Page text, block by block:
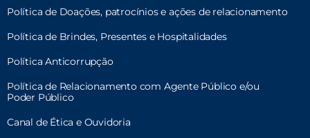
Política de Doações, patrocínios e ações de relacionamento
Política de Brindes, Presentes e Hospitalidades
Política Anticorrupção
Política de Relacionamento com Agente Público e/ou
Poder Público
Canal de Ética e Ouvidoria